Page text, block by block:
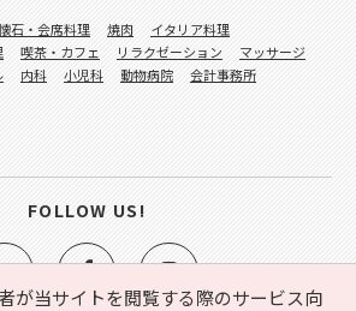
が当サイトを閲覧する際のサービス向
石・会席料理 焼肉
イタリア料理
喫茶・カフェ リラクゼーション
マッサージ
内科 小児科 動物病院
会計事務所
FOLLOW US!